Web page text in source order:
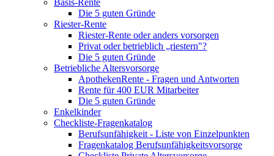
Basis-Rente
Die 5 guten Gründe
Riester-Rente
Riester-Rente oder anders vorsorgen
Privat oder betrieblich „riestern"?
Die 5 guten Gründe
Betriebliche Altersvorsorge
ApothekenRente - Fragen und Antworten
Rente für 400 EUR Mitarbeiter
Die 5 guten Gründe
Enkelkinder
Checkliste-Fragenkatalog
Berufsunfähigkeit - Liste von Einzelpunkten
Fragenkatalog Berufsunfähigkeitsvorsorge